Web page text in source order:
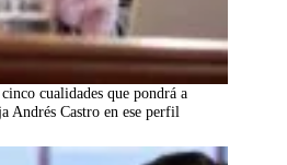
cualidades que pondrá a
Andrés Castro en ese perfil